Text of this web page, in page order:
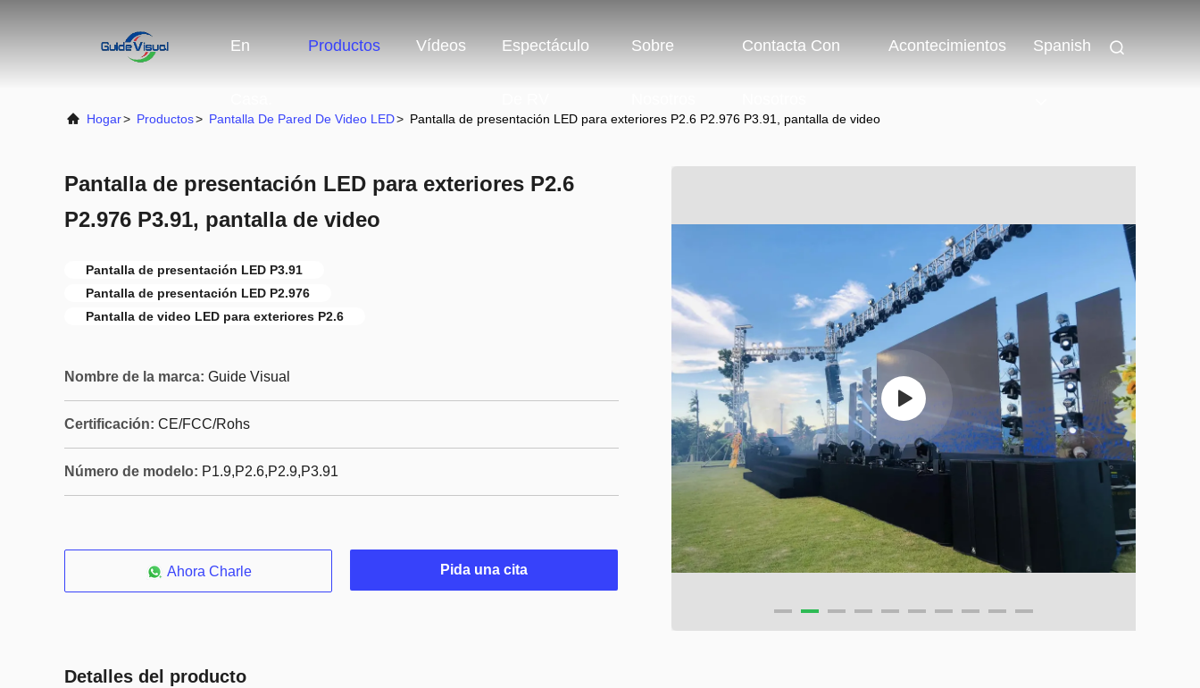
En Productos Vídeos Espectáculo Sobre Contacta Con Acontecimientos Spanish
Hogar> Productos> Pantalla De Pared De Video LED> Pantalla de presentación LED para exteriores P2.6 P2.976 P3.91, pantalla de video
Pantalla de presentación LED para exteriores P2.6
P2.976 P3.91, pantalla de video
Pantalla de presentación LED P3.91
Pantalla de presentación LED P2.976
Pantalla de video LED para exteriores P2.6
Nombre de la marca: Guide Visual
Certificación: CE/FCC/Rohs
Número de modelo: P1.9,P2.6,P2.9,P3.91
Ahora Charle Pida una cita
Detalles del producto